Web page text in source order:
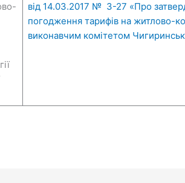
від 14.03.2017 № 3-27 «Про
погодження тарифів на житлово-
виконавчим комітетом